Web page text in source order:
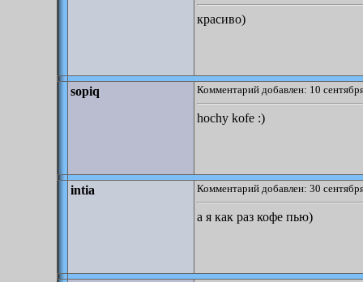
красиво)
sopiq Комментарий добавлен: 10
hochy kofe :)
intia Комментарий добавлен: 30
а я как раз кофе пью)